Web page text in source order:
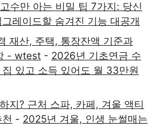
수만 아는 비밀 팁 7가지: 당신
레이드할 숨겨진 기능 대공개
재산, 주택, 통장잔액 기준과
- wtest - 2026년 기초연금 수
있고 소득 있어도 월 33만원
지? 근처 스파, 카페, 겨울 액티
- 2025년 겨울, 인생 눈썰매는